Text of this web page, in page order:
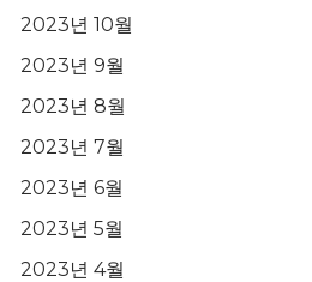
2023년 10월
2023년 9월
2023년 8월
2023년 7월
2023년 6월
2023년 5월
2023년 4월